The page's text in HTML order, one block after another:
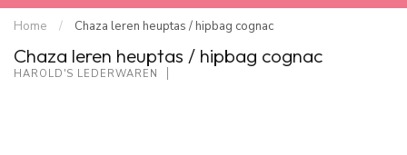
Home / Chaza leren heuptas / hipbag cognac
Chaza leren heuptas / hipbag cognac
HAROLD'S LEDERWAREN